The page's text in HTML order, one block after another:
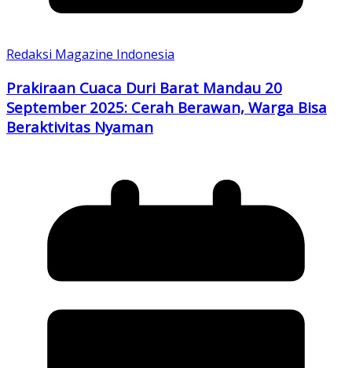
Redaksi Magazine Indonesia
Prakiraan Cuaca Duri Barat Mandau 20
September 2025: Cerah Berawan, Warga Bisa
Beraktivitas Nyaman